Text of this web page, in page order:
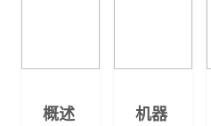
概述 机器